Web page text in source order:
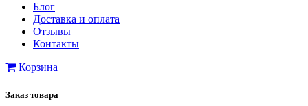
Блог
Доставка и оплата
Отзывы
Контакты
Корзина
Заказ товара